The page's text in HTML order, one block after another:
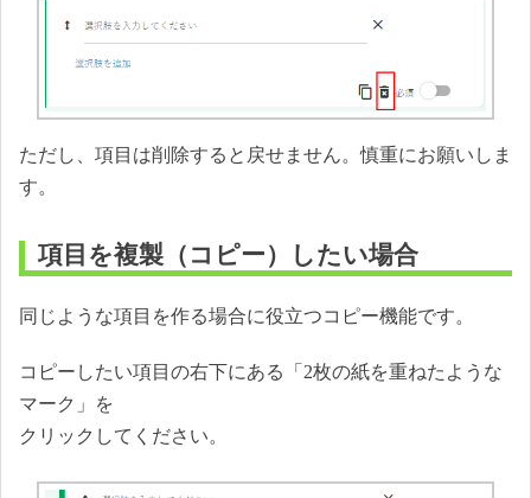
ただし、項目は削除すると戻せません。慎重にお願いしま
す。
項目を複製（コピー）したい場合
同じような項目を作る場合に役立つコピー機能です。
コピーしたい項目の右下にある「2枚の紙を重ねたような
マーク」を
クリックしてください。